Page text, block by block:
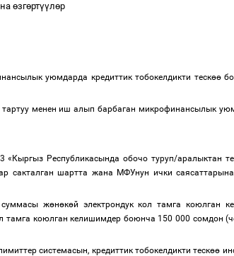
өзгөртүүлөр
уюмдарда кредиттик тобокелдикти тескөө
менен иш алып барбаган микрофинансылык
Республикасында обочо туруп/аралыктан
сакталган шартта жана МФУнун ички
суммасы жөнөкөй электрондук кол тамга коюлган
тамга коюлган келишимдер боюнча 150 000 сомдон
системасын, кредиттик тобокелдикти тескөө